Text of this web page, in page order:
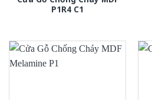
P1R4 C1